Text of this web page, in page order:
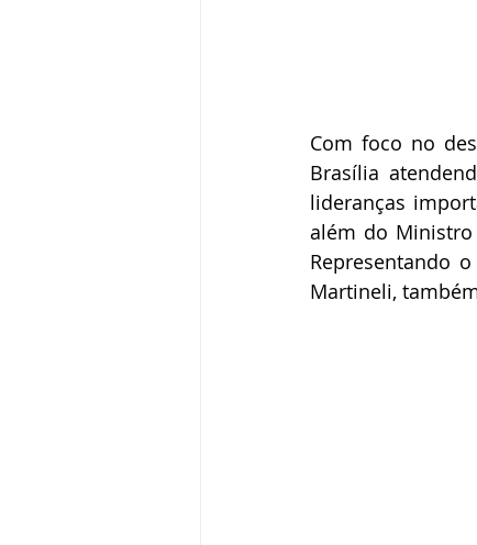
Com foco no
Brasília
lideranças
além do Ministro
Representando
Martineli,